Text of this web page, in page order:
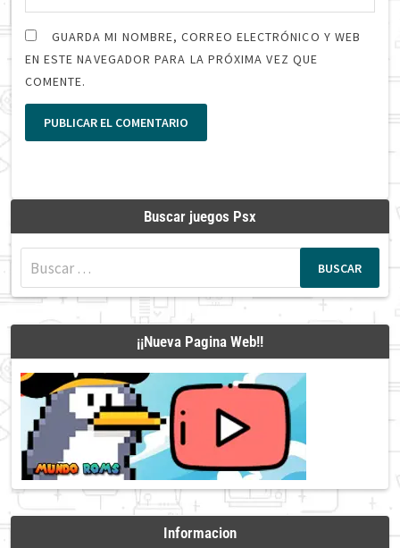
GUARDA MI NOMBRE, CORREO ELECTRÓNICO Y WEB
EN ESTE NAVEGADOR PARA LA PRÓXIMA VEZ QUE
COMENTE.
Buscar juegos Psx
¡¡Nueva Pagina Web!!
Informacion